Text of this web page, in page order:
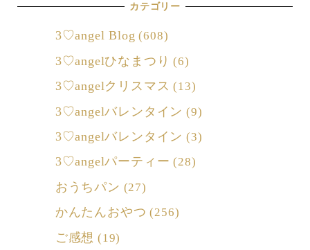
カテゴリー
3♡angel Blog (608)
3♡angelひなまつり (6)
3♡angelクリスマス (13)
3♡angelバレンタイン (9)
3♡angelバレンタイン (3)
3♡angelパーティー (28)
おうちパン (27)
かんたんおやつ (256)
ご感想 (19)